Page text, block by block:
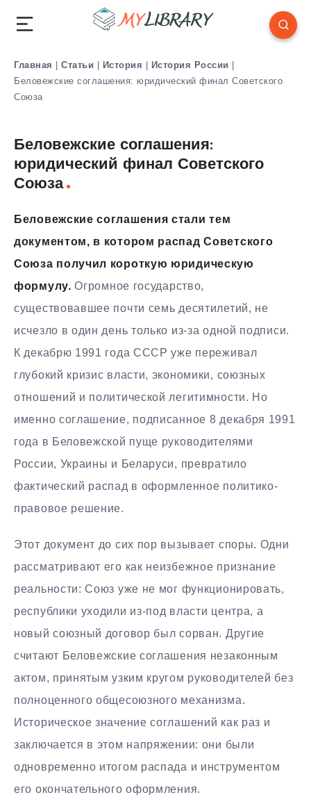
Главная | Статьи | История | История России |
Беловежские соглашения: юридический финал Советского
Союза
Беловежские соглашения:
юридический финал Советского
Союза
Беловежские соглашения стали тем
документом, в котором распад Советского
Союза получил короткую юридическую
формулу. Огромное государство,
существовавшее почти семь десятилетий, не
исчезло в один день только из-за одной подписи.
К декабрю 1991 года СССР уже переживал
глубокий кризис власти, экономики, союзных
отношений и политической легитимности. Но
именно соглашение, подписанное 8 декабря 1991
года в Беловежской пуще руководителями
России, Украины и Беларуси, превратило
фактический распад в оформленное политико-
правовое решение.
Этот документ до сих пор вызывает споры. Одни
рассматривают его как неизбежное признание
реальности: Союз уже не мог функционировать,
республики уходили из-под власти центра, а
новый союзный договор был сорван. Другие
считают Беловежские соглашения незаконным
актом, принятым узким кругом руководителей без
полноценного общесоюзного механизма.
Историческое значение соглашений как раз и
заключается в этом напряжении: они были
одновременно итогом распада и инструментом
его окончательного оформления.